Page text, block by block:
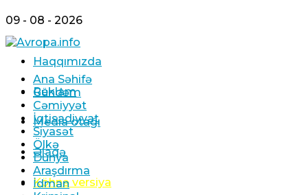
09 - 08 - 2026
Haqqımızda
Reklam
Media otağı
Əlaqə
Köhnə versiya
Ana Səhifə
Gündəm
Cəmiyyət
İqtisadiyyat
Siyasət
Ölkə
Dünya
Araşdırma
İdman